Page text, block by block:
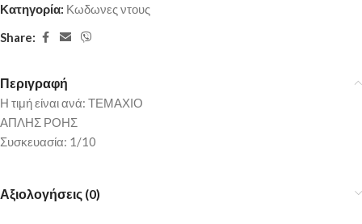
Κατηγορία: Κωδωνες ντους
Share:
Περιγραφή
Η τιμή είναι ανά: ΤΕΜΑΧΙΟ
ΑΠΛΗΣ ΡΟΗΣ
Συσκευασία: 1/10
Αξιολογήσεις (0)